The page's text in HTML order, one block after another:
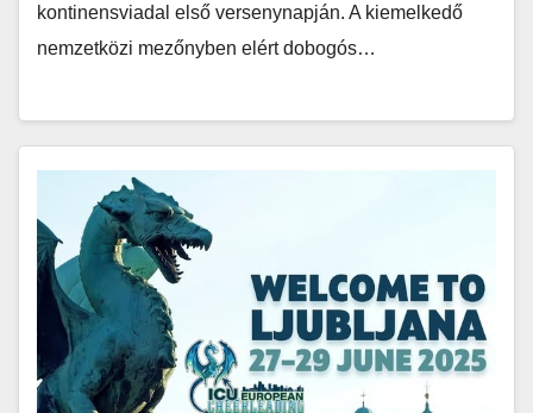
kontinensviadal első versenynapján. A kiemelkedő
nemzetközi mezőnyben elért dobogós…